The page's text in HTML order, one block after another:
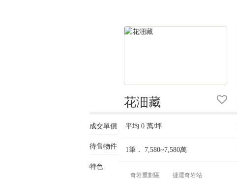
成交單價
待售物件
特色
花沺藏
平均 0 萬/坪
1筆． 7,580~7,580萬
奇岩重劃區 捷運奇岩站